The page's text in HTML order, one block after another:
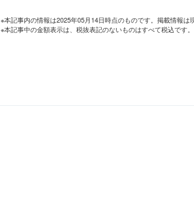
※本記事内の情報は2025年05月14日時点のものです。掲載情報は
※本記事中の金額表示は、税抜表記のないものはすべて税込です。